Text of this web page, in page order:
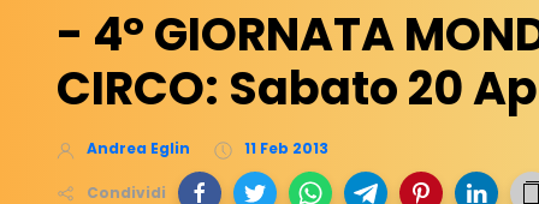
- 4° GIORNATA
CIRCO: Sabato 20
Andrea Eglin 11 Feb 2013
Condividi